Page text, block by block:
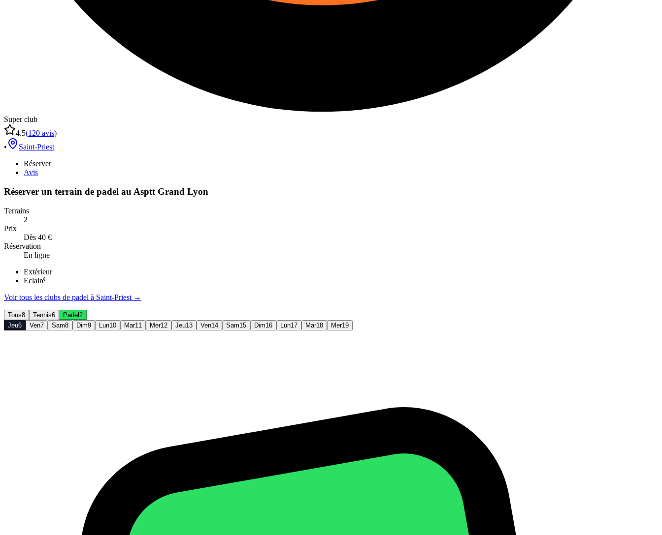
Super club
4.5(120 avis)
•
Saint-Priest
Réserver
Avis
Réserver un terrain de padel au Asptt Grand Lyon
Terrains
2
Prix
Dès 40 €
Réservation
En ligne
Extérieur
Eclairé
Voir tous les clubs de padel à Saint-Priest →
Tous8 Tennis6 Padel 2
Jeu6 Ven7 Sam8 Dim9 Lun10 Mar11 Mer12 Jeu13 Ven14 Sam15 Dim16 Lun17 Mar18 Mer19